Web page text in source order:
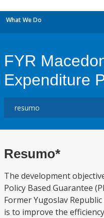
What We Do
FYR
Expenditure
Resumo*
The development
Policy Based Guarantee
Former Yugoslav
is to improve the